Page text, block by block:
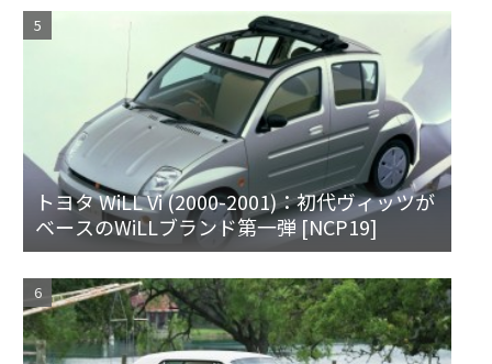
トヨタ WiLL Vi (2000-2001)：初代ヴィッツが
ベースのWiLLブランド第一弾 [NCP19]